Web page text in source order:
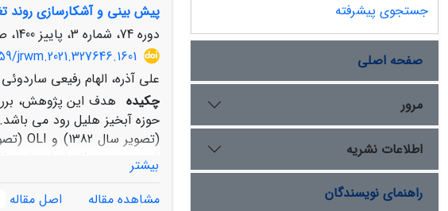
پیش بینی و آشکارسازی روند
دوره 74، شماره 3، پاییز 1400، صفحه
jrwm.2021.327646.1601
علی آذره، الهام رفیعی ساردوئی
چکیده
پیش‌بینی تغییرات کاربری
بیشتر
مشاهده مقاله
اصل مقاله
جستجوی پیشرفته
صفحه اصلی
مرور
اطلاعات نشریه
راهنمای نویسندگان